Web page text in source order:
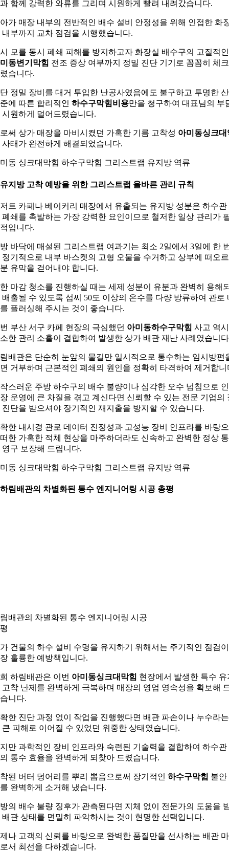
함께 강력한 와류를 그리며 시원하게 빨려 내려갔습니다.
가 매장 내부의 전반적인 배수 설비 안정성을 위해 인접한 화
내부까지 교차 점검을 시행했습니다.
모를 동시 폐쇄 피해를 방지하고자 화장실 배수구의 고질적인
동변기막힘 전조 증상 여부까지 정밀 진단 기기로 꼼꼼히 체
습니다.
정밀 장비를 대거 투입한 난공사였음에도 불구하고 투명한
에 따른 합리적인 하수구막힘비용만을 청구하여 대표님의 부
시원하게 덜어드렸습니다.
써 상가 매장을 마비시켰던 가혹한 기름 고착성 아미동싱크대
사태가 완전하게 해결되었습니다.
동 싱크대막힘 하수구막힘 그리스트랩 유지방 역류
지방 고착 예방을 위한 그리스트랩 올바른 관리 규칙
트 카페나 베이커리 매장에서 유출되는 유지방 성분은 하수관
폐쇄를 촉발하는 가장 강력한 요인이므로 철저한 일상 관리가
입니다.
바닥에 매설된 그리스트랩 여과기는 최소 2일에서 3일에 한
정기적으로 내부 바스켓의 고형 오물을 수거하고 상부에 떠오
유막을 걷어내야 합니다.
마감 청소를 진행하실 때는 세제 성분이 유분과 완벽히 용해
배출될 수 있도록 섭씨 50도 이상의 온수를 다량 방류하여 관로
플러싱해 주시는 것이 좋습니다.
부산 서구 카페 현장의 극심했던 아미동하수구막힘 사고 역시
한 관리 소홀이 결합하여 발생한 상가 배관 재난 사례였습니
배관은 단순히 눈앞의 물길만 일시적으로 통수하는 임시방편
거부하며 근본적인 폐쇄의 원인을 정확히 타격하여 제거합니
스러운 주방 하수구의 배수 불량이나 심각한 오수 넘침으로
운영에 큰 차질을 겪고 계신다면 신뢰할 수 있는 전문 기업의
진단을 받으셔야 장기적인 재지출을 방지할 수 있습니다.
한 내시경 관로 데이터 진정성과 고성능 장비 인프라를 바탕
한 가혹한 적체 현상을 마주하더라도 신속하고 완벽한 정상
영구 보장해 드립니다.
동 싱크대막힘 하수구막힘 그리스트랩 유지방 역류
림배관의 차별화된 통수 엔지니어링 시공 총평
배관의 차별화된 통수 엔지니어링 시공
건물의 하수 설비 수명을 유지하기 위해서는 주기적인 점검이
훌륭한 예방책입니다.
하림배관은 이번 아미동싱크대막힘 현장에서 발생한 특수 유
고착 난제를 완벽하게 극복하며 매장의 영업 영속성을 확보해
니다.
한 진단 과정 없이 작업을 진행했다면 배관 파손이나 누수라는
큰 피해로 이어질 수 있었던 위중한 상태였습니다.
만 과학적인 장비 인프라와 숙련된 기술력을 결합하여 하수관
통수 효율을 완벽하게 되찾아 드렸습니다.
된 버터 덩어리를 뿌리 뽑음으로써 장기적인 하수구막힘 불안
완벽하게 소거해 냈습니다.
의 배수 불량 징후가 관측된다면 지체 없이 전문가의 도움을
배관 상태를 면밀히 파악하시는 것이 현명한 선택입니다.
나 고객의 신뢰를 바탕으로 완벽한 품질만을 선사하는 배관
서 최선을 다하겠습니다.